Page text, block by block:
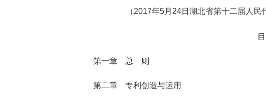
（2017年5月24日湖北省第十二届人民
第一章 总 则
第二章 专利创造与运用